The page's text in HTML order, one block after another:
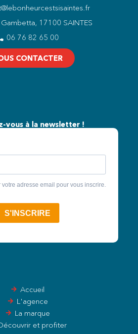
17100 SAINTES
06 76 82 65 00
CONTACTER
vous à la newsletter !
Accueil
L'agence
La marque
et profiter